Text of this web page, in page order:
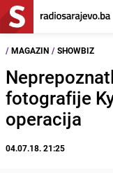
/ MAGAZIN / SHOWBIZ
fotografije
operacija
04.07.18. 21:25